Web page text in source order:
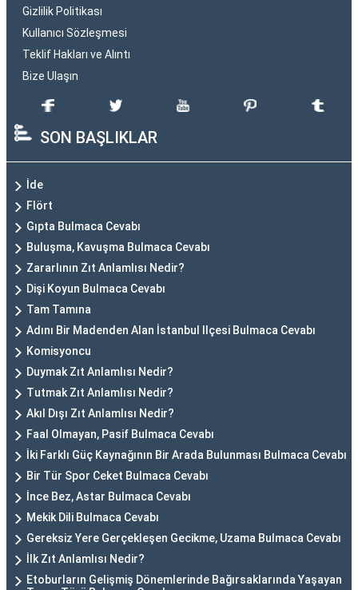
Gizlilik Politikası
Kullanıcı Sözleşmesi
Teklif Hakları ve Alıntı
Bize Ulaşın
SON BAŞLIKLAR
İde
Flört
Gıpta Bulmaca Cevabı
Buluşma, Kavuşma Bulmaca Cevabı
Zararlının Zıt Anlamlısı Nedir?
Dişi Koyun Bulmaca Cevabı
Tam Tamına
Adını Bir Madenden Alan İstanbul Ilçesi Bulmaca Cevabı
Komisyoncu
Duymak Zıt Anlamlısı Nedir?
Tutmak Zıt Anlamlısı Nedir?
Akıl Dışı Zıt Anlamlısı Nedir?
Faal Olmayan, Pasif Bulmaca Cevabı
İki Farklı Güç Kaynağının Bir Arada Bulunması Bulmaca Cevabı
Bir Tür Spor Ceket Bulmaca Cevabı
İnce Bez, Astar Bulmaca Cevabı
Mekik Dili Bulmaca Cevabı
Gereksiz Yere Gerçekleşen Gecikme, Uzama Bulmaca Cevabı
İlk Zıt Anlamlısı Nedir?
Etoburların Gelişmiş Dönemlerinde Bağırsaklarında Yaşayan